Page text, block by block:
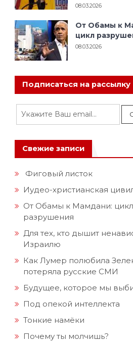
08.03.2026
От Обамы к
цикл
08.03.2026
Подписаться на рассылку
Свежие записи
Фиговый листок
Иудео-христианская
От Обамы к Мамдани: цикл
разрушения
Для тех, кто дышит
Израилю
Как Лумер полюбила
потеряла русские СМИ
Будущее, которое мы
Под опекой интеллекта
Тонкие намёки
Почему ты молчишь?